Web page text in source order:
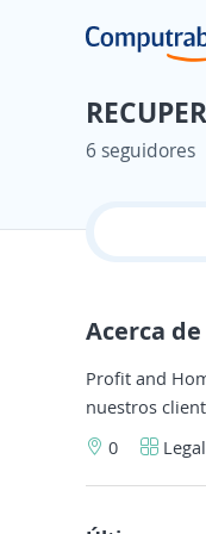
6 seguidores
Acerca de
Profit and
nuestros
0